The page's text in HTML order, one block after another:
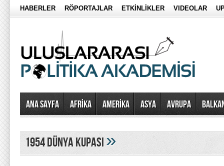
HABERLER RÖPORTAJLAR ETKİNLİKLER VIDEOLAR
Ana Sayfa AFRİKA AMERİKA ASYA AVRUPA
1954 dünya kupası»